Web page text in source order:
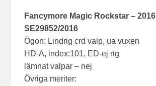
Fancymore Magic Rockstar – 2016
SE29852/2016
Ögon: Lindrig crd valp, ua vuxen
HD-A, index:101, ED-ej rtg
lämnat valpar – nej
Övriga meriter: